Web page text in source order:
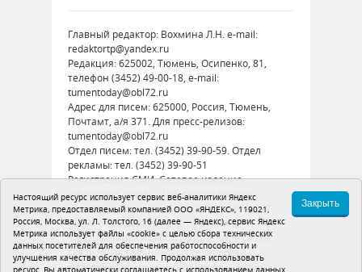
Главный редактор: Вохмина Л.Н. e-mail:
redaktortp@yandex.ru
Редакция: 625002, Тюмень, Осипенко, 81,
телефон (3452) 49-00-18, e-mail:
tumentoday@obl72.ru
Адрес для писем: 625000, Россия, Тюмень,
Почтамт, а/я 371. Для пресс-релизов:
tumentoday@obl72.ru
Отдел писем: тел. (3452) 39-90-59. Отдел
рекламы: тел. (3452) 39-90-51
Регистрация СМИ: Сетевое издание
«Интернет-газета «Тюменская правда»,
регистрационный номер СМИ Эл № ФС77-
86575 от 26 декабря 2023 г. выдано
Федеральной службой по надзору в сфере
связи, информационных технологий и
массовых коммуникаций (Роскомнадзор)
Настоящий ресурс использует сервис веб-аналитики Яндекс
Метрика, предоставляемый компанией ООО «ЯНДЕКС», 119021,
Россия, Москва, ул. Л. Толстого, 16 (далее — Яндекс), сервис Яндекс
Метрика использует файлы «cookie» с целью сбора технических
данных посетителей для обеспечения работоспособности и
улучшения качества обслуживания. Продолжая использовать
ресурс, Вы автоматически соглашаетесь с использованием данных
Закрыть